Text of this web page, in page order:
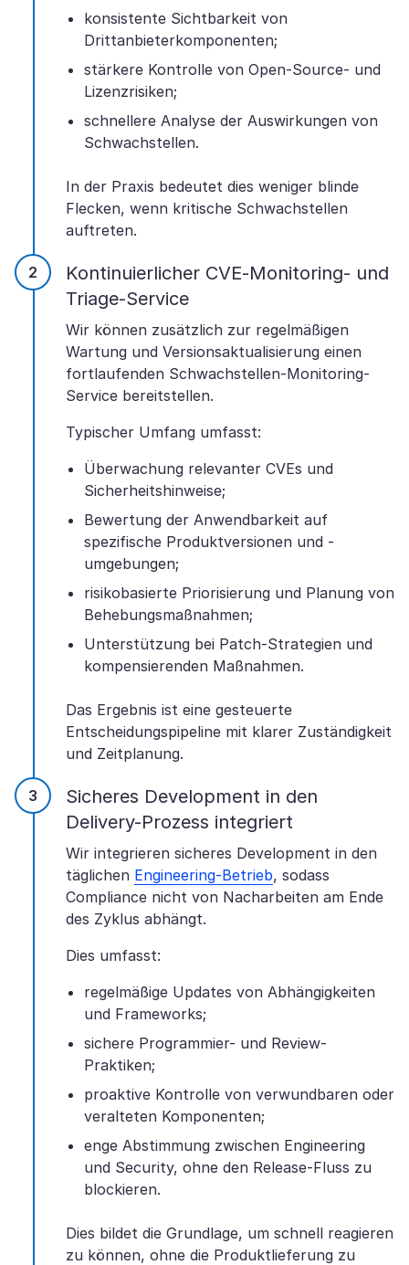
konsistente Sichtbarkeit von
Drittanbieterkomponenten;
stärkere Kontrolle von Open-Source- und
Lizenzrisiken;
schnellere Analyse der Auswirkungen von
Schwachstellen.
In der Praxis bedeutet dies weniger blinde
Flecken, wenn kritische Schwachstellen
auftreten.
Kontinuierlicher CVE-Monitoring- und
Triage-Service
Wir können zusätzlich zur regelmäßigen
Wartung und Versionsaktualisierung einen
fortlaufenden Schwachstellen-Monitoring-
Service bereitstellen.
Typischer Umfang umfasst:
Überwachung relevanter CVEs und
Sicherheitshinweise;
Bewertung der Anwendbarkeit auf
spezifische Produktversionen und -
umgebungen;
risikobasierte Priorisierung und Planung von
Behebungsmaßnahmen;
Unterstützung bei Patch-Strategien und
kompensierenden Maßnahmen.
Das Ergebnis ist eine gesteuerte
Entscheidungspipeline mit klarer Zuständigkeit
und Zeitplanung.
Sicheres Development in den
Delivery-Prozess integriert
Wir integrieren sicheres Development in den
täglichen Engineering-Betrieb, sodass
Compliance nicht von Nacharbeiten am Ende
des Zyklus abhängt.
Dies umfasst:
regelmäßige Updates von Abhängigkeiten
und Frameworks;
sichere Programmier- und Review-
Praktiken;
proaktive Kontrolle von verwundbaren oder
veralteten Komponenten;
enge Abstimmung zwischen Engineering
und Security, ohne den Release-Fluss zu
blockieren.
Dies bildet die Grundlage, um schnell reagieren
zu können, ohne die Produktlieferung zu